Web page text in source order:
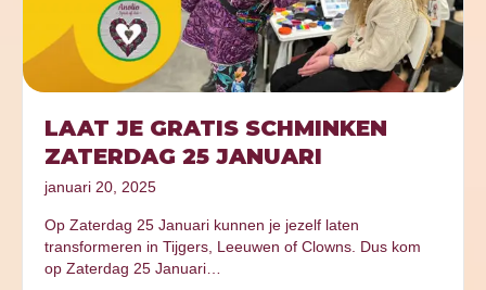
LAAT JE GRATIS SCHMINKEN
ZATERDAG 25 JANUARI
januari 20, 2025
Op Zaterdag 25 Januari kunnen je jezelf laten
transformeren in Tijgers, Leeuwen of Clowns. Dus kom
op Zaterdag 25 Januari…